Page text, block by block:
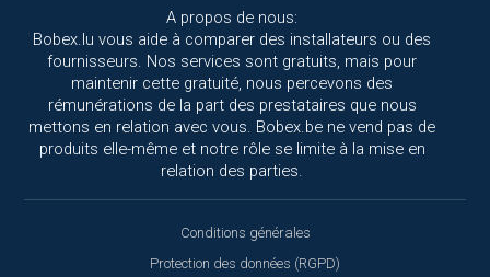
A propos de nous:
Bobex.lu vous aide à comparer des installateurs ou des
fournisseurs. Nos services sont gratuits, mais pour
maintenir cette gratuité, nous percevons des
rémunérations de la part des prestataires que nous
mettons en relation avec vous. Bobex.be ne vend pas de
produits elle-même et notre rôle se limite à la mise en
relation des parties.
Conditions générales
Protection des données (RGPD)